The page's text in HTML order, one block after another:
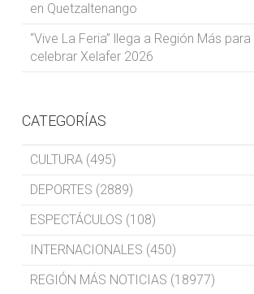
en Quetzaltenango
“Vive La Feria” llega a Región Más para
celebrar Xelafer 2026
CATEGORÍAS
CULTURA (495)
DEPORTES (2889)
ESPECTÁCULOS (108)
INTERNACIONALES (450)
REGIÓN MÁS NOTICIAS (18977)